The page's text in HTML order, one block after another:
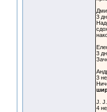
3
3
3
J. J.
4